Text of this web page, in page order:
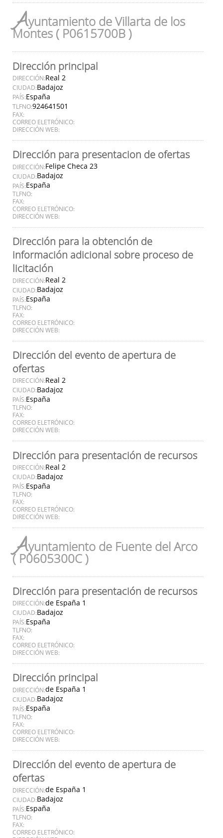
Ayuntamiento de Villarta de los
Montes ( P0615700B )
Dirección principal
DIRECCIÓN:Real 2
CIUDAD:Badajoz
PAÍS:España
TLFNO:924641501
FAX:
CORREO ELETRÓNICO:
DIRECCIÓN WEB:
Dirección para presentacion de ofertas
DIRECCIÓN:Felipe Checa 23
CIUDAD:Badajoz
PAÍS:España
TLFNO:
FAX:
CORREO ELETRÓNICO:
DIRECCIÓN WEB:
Dirección para la obtención de
información adicional sobre proceso de
licitación
DIRECCIÓN:Real 2
CIUDAD:Badajoz
PAÍS:España
TLFNO:
FAX:
CORREO ELETRÓNICO:
DIRECCIÓN WEB:
Dirección del evento de apertura de
ofertas
DIRECCIÓN:Real 2
CIUDAD:Badajoz
PAÍS:España
TLFNO:
FAX:
CORREO ELETRÓNICO:
DIRECCIÓN WEB:
Dirección para presentación de recursos
DIRECCIÓN:Real 2
CIUDAD:Badajoz
PAÍS:España
TLFNO:
FAX:
CORREO ELETRÓNICO:
DIRECCIÓN WEB:
Ayuntamiento de Fuente del Arco
( P0605300C )
Dirección para presentación de recursos
DIRECCIÓN:de España 1
CIUDAD:Badajoz
PAÍS:España
TLFNO:
FAX:
CORREO ELETRÓNICO:
DIRECCIÓN WEB:
Dirección principal
DIRECCIÓN:de España 1
CIUDAD:Badajoz
PAÍS:España
TLFNO:
FAX:
CORREO ELETRÓNICO:
DIRECCIÓN WEB:
Dirección del evento de apertura de
ofertas
DIRECCIÓN:de España 1
CIUDAD:Badajoz
PAÍS:España
TLFNO:
FAX:
CORREO ELETRÓNICO: